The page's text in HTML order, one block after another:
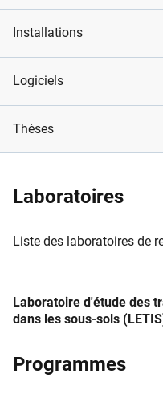
Installations
Logiciels
Thèses
Laboratoires
Liste des laboratoires de
Laboratoire d'étude des
dans les sous-sols
Programmes